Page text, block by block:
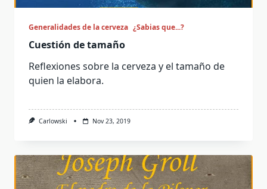
Generalidades de la cerveza ¿Sabias que...?
Cuestión de tamaño
Reflexiones sobre la cerveza y el tamaño de
quien la elabora.
Carlowski Nov 23, 2019